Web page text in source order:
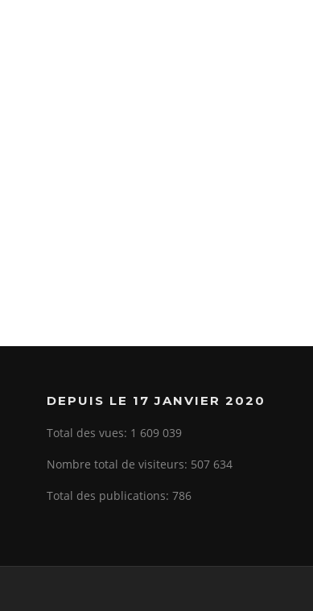
DEPUIS LE 17 JANVIER 2020
Total des vues: 1 609 039
Nombre total de visiteurs: 507 634
Total des publications: 786